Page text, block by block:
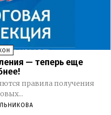
— теперь еще
правила получения